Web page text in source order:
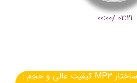
00:00/ 02:21
دریافت صدا با ساختار MP۳ کیفیت عالی و حجم :